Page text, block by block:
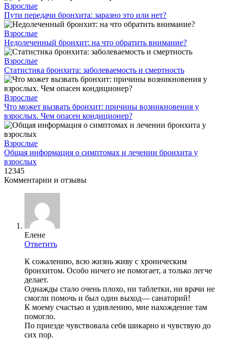
Взрослые
Пути передачи бронхита: заразно это или нет?
Взрослые
Недолеченный бронхит: на что обратить внимание?
Взрослые
Статистика бронхита: заболеваемость и смертность
Взрослые
Что может вызвать бронхит: причины возникновения у
взрослых. Чем опасен кондиционер?
Взрослые
Общая информация о симптомах и лечении бронхита у
взрослых
12345
Комментарии и отзывы
Елене
Ответить
К сожалению, всю жизнь живу с хроническим
бронхитом. Особо ничего не помогает, а только легче
делает.
Однажды стало очень плохо, ни таблетки, ни врачи не
смогли помочь и был один выход— санаторий!
К моему счастью и удивлению, мне нахождение там
помогло.
По приезде чувствовала себя шикарно и чувствую до
сих пор.